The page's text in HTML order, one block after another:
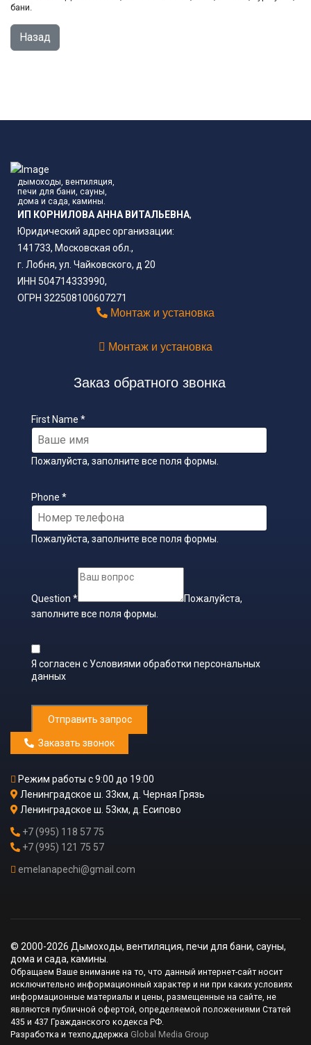
бани.
дымоходы, вентиляция,
печи для бани, сауны,
дома и сада, камины.
ИП КОРНИЛОВА АННА ВИТАЛЬЕВНА,
Юридический адрес организации:
141733, Московская обл.,
г. Лобня, ул. Чайковского, д 20
ИНН 504714333990,
ОГРН 322508100607271
Монтаж и установка
Монтаж и установка
Заказ обратного звонка
First Name *
Пожалуйста, заполните все поля формы.
Phone *
Пожалуйста, заполните все поля формы.
Question *
Пожалуйста,
заполните все поля формы.
Я согласен с Условиями обработки персональных
данных
Отправить запрос
Заказать звонок
Режим работы с 9:00 до 19:00
Ленинградское ш. 33км, д. Черная Грязь
Ленинградское ш. 53км, д. Есипово
+7 (995) 118 57 75
+7 (995) 121 75 57
emelanapechi@gmail.com
© 2000-2026 Дымоходы, вентиляция, печи для бани, сауны,
дома и сада, камины.
Обращаем Ваше внимание на то, что данный интернет-сайт носит
исключительно информационный характер и ни при каких условиях
информационные материалы и цены, размещенные на сайте, не
являются публичной офертой, определяемой положениями Статей
435 и 437 Гражданского кодекса РФ.
Разработка и техподдержка Global Media Group